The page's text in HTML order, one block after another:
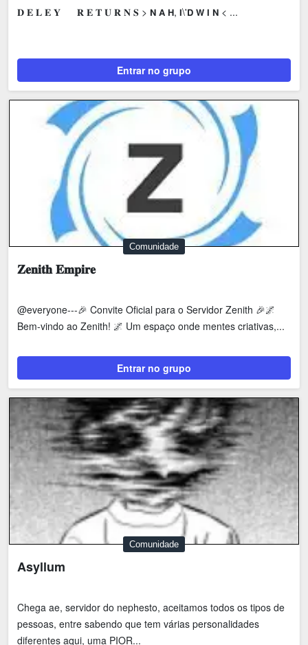
𝐃 𝐄 𝐋 𝐄 𝐘‎ ‎ ‎ ‎ ‎ ‎ 𝐑 𝐄 𝐓 𝐔 𝐑 𝐍 𝐒 > 𝗡 𝗔 𝗛, 𝗜\'𝗗 𝗪 𝗜 𝗡 < ...
Entrar no grupo
Comunidade
𝐙𝐞𝐧𝐢𝐭𝐡 𝐄𝐦𝐩𝐢𝐫𝐞
@everyone---🎉 Convite Oficial para o Servidor Zenith 🎉🌌
Bem-vindo ao Zenith! 🌌 Um espaço onde mentes criativas,...
Entrar no grupo
Comunidade
Asyllum
Chega ae, servidor do nephesto, aceitamos todos os tipos de
pessoas, entre sabendo que tem várias personalidades
diferentes aqui, uma PIOR...